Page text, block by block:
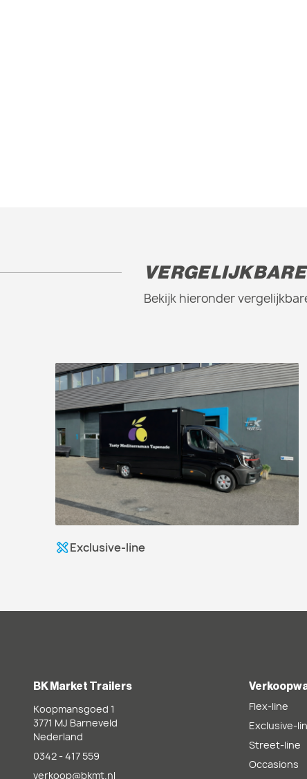
Bekijk hieronder
Exclusive-line
BK Market Trailers
Koopmansgoed 1
3771 MJ Barneveld
Nederland
0342 - 417 559
verkoop@bkmt.nl
Flex-line
Exclusive-
Street-line
Occasions